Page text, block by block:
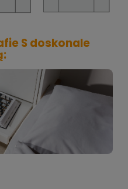
S doskonale